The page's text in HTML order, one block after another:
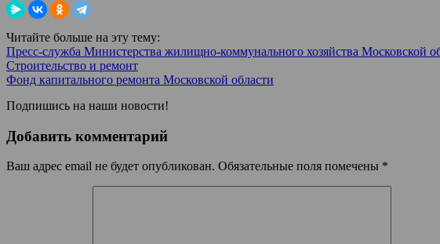
Читайте больше на эту тему:
Пресс-служба Министерства жилищно-коммунального хозяйства Московской
Строительство и ремонт
Фонд капитального ремонта Московской области
Подпишись на наши новости!
Добавить комментарий
Ваш адрес email не будет опубликован. Обязательные поля помечены *